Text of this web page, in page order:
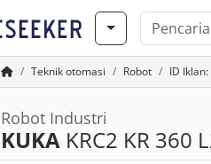
Teknik otomasi Robot ID
Robot Industri
KUKA KRC2 KR 360